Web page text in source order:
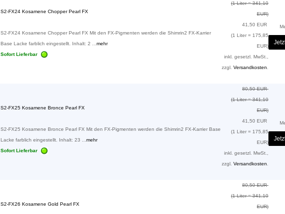
S2-FX24 Kosamene Chopper Pearl FX
S2-FX24 Kosamene Chopper Pearl FX Mit den FX-Pigmenten werden die Shimrin2 FX-Karrier
Base Lacke farblich eingestellt. Inhalt: 2 ... mehr
Sofort Lieferbar
(1 Liter = 341,10
EUR)
41,50 EUR
(1 Liter = 175,85
EUR)
inkl. gesetzl. MwSt.,
zzgl. Versandkosten
S2-FX25 Kosamene Bronce Pearl FX
S2-FX25 Kosamene Bronce Pearl FX Mit den FX-Pigmenten werden die Shimrin2 FX-Karrier Base
Lacke farblich eingestellt. Inhalt: 23 ... mehr
Sofort Lieferbar
80,50 EUR
(1 Liter = 341,10
EUR)
41,50 EUR
(1 Liter = 175,85
EUR)
inkl. gesetzl. MwSt.,
zzgl. Versandkosten
S2-FX26 Kosamene Gold Pearl FX
80,50 EUR
(1 Liter = 341,10
EUR)